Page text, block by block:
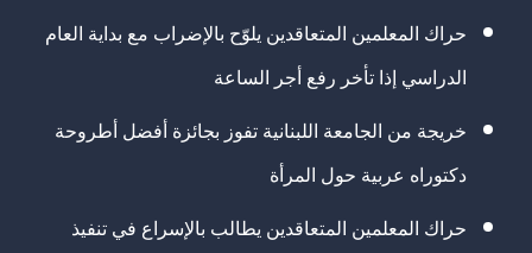
حراك المعلمين المتعاقدين يلوّح بالإضراب مع بداية العام
الدراسي إذا تأخر رفع أجر الساعة
خريجة من الجامعة اللبنانية تفوز بجائزة أفضل أطروحة
دكتوراه عربية حول المرأة
حراك المعلمين المتعاقدين يطالب بالإسراع في تنفيذ